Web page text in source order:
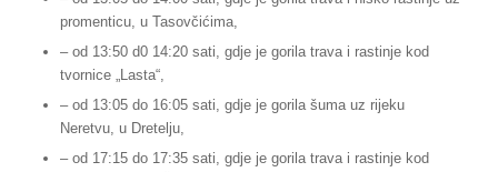
promenticu, u Tasovčićima,
– od 13:50 d0 14:20 sati, gdje je gorila trava i rastinje kod
tvornice „Lasta“,
– od 13:05 do 16:05 sati, gdje je gorila šuma uz rijeku
Neretvu, u Dretelju,
– od 17:15 do 17:35 sati, gdje je gorila trava i rastinje kod